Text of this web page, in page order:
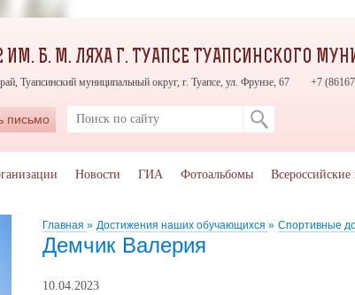
Главная » Достижения наших обучающихся » Спортивные
Демчик Валерия
10.04.2023
Б. М. ЛЯХА Г. ТУАПСЕ ТУАПСИНСКОГО
Туапсинский муниципальный округ, г. Туапсе, ул. Фрунзе, 67 +7
письмо
Новости ГИА Фотоальбомы